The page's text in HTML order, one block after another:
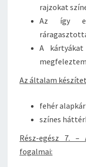
rajzokat
Az így
A
Az általam
fehér
színes
Rész-egész 7.
fogalmai: